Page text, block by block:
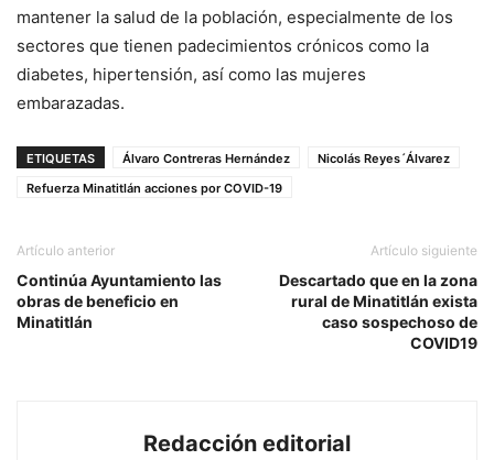
mantener la salud de la población, especialmente de los
sectores que tienen padecimientos crónicos como la
diabetes, hipertensión, así como las mujeres
embarazadas.
ETIQUETAS Álvaro Contreras Hernández
Nicolás Reyes´Álvarez
Refuerza Minatitlán acciones por COVID-19
Artículo anterior
Continúa Ayuntamiento las
obras de beneficio en
Minatitlán
Artículo siguiente
Descartado que en la zona
rural de Minatitlán exista
caso sospechoso de
COVID19
Redacción editorial